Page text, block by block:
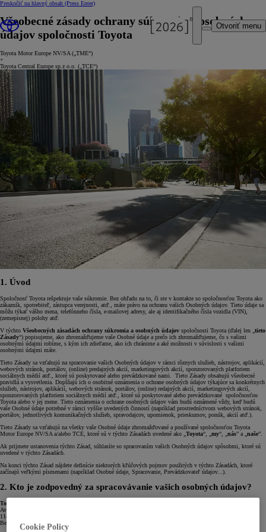
Preskočiť na hlavný obsah (Press Enter)
Otvoriť menu
Všeobecné zásady ochrany súkromia a osobných
údajov spoločnosti Toyota
Toyota Motor Europe NV/SA („TME“)
+
Toyota Central Europe sp.z o.o. („TCE“)
1. Úvod
Spoločnosť Toyota rešpektuje vaše súkromie. Bez ohľadu na to, či ste v kontakte so spoločnosťou Toyota ako
zákazník, spotrebiteľ, zástupca verejnosti, atď., máte právo na ochranu vašich Osobných údajov. Tieto údaje sa
môžu týkať vášho mena, telefónneho čísla, e-mailovej adresy, ale aj identifikačného čísla vozidla (VIN),
(zemepisnej) polohy atď.
V týchto Všeobecných zásadách ochrany súkromia a osobných údajov spoločnosti Toyota (ďalej len „ tieto
Zásady“) popisujeme, ako zhromažďujeme vaše Osobné údaje a prečo ich zhromažďujeme, čo s vašimi
osobnými údajmi robíme, s kým ich zdieľame, ako ich chránime a aké možnosti v súvislosti s vašimi
osobnými údajmi máte.
Tieto Zásady sa vzťahujú na spracovanie vašich Osobných údajov v rámci rôznych služieb, nástrojov, aplikácií,
webových stránok, portálov, (online) predajných akcií, marketingových akcií, sponzorovaných platforiem
sociálnych médií atď., ktoré sú poskytované alebo prevádzkované nami. Tieto Zásady obsahujú všeobecné
pravidlá a vysvetlenia. Dopĺňajú ich o osobitné oznámenia o ochrane osobných údajov týkajúce sa konkrétnych
služieb, nástrojov, aplikácií, webových stránok, portálov, (online) redajných akcií, marketingových akcií,
sponzorovaných platforiem sociálnych médií atď., ktoré sú poskytované alebo prevádzkované spoločnosťou
Toyota alebo v jej mene. Tieto oznámenia o ochrane osobných údajov vám budú oznámené vždy, keď budú
vaše Osobné údaje potrebné v rámci vyššie uvedených činností (napríklad prostredníctvom webových stránok,
portálov, jednotlivých komunikačných služieb, spravodajcov, upomienok, prieskumov, ponúk, akcií atď.).
Tieto Zásady sa vzťahujú na všetky vaše Osobné údaje zhromažďované a používané spoločnosťou Toyota
Motor Europe NV/SA a/alebo TCE, ktoré sú v týchto Zásadách uvedené ako „ Toyota“, „ my“, „ nás” a „ naše”.
Ak prijmete ustanovenia týchto Zásad, súhlasíte so spracovaním vašich Osobných údajov spôsobmi, ktoré sú
uvedené v týchto Zásadách.
Na konci týchto Zásad nájdete definície niektorých kľúčových pojmov použitých v týchto Zásadách, ktoré
začínajú veľkými písmenami (napríklad Osobné údaje, Spracovanie, Prevádzkovateľ údajov...).
2. Kto je zodpovedný za spracovávanie vašich osobných údajov?
Toyota Motor Europe NV/SA („TME“)
Avenue du Bourget / Bourgetlaan 60
1140 Brusel
Belgicko
Cookie Policy